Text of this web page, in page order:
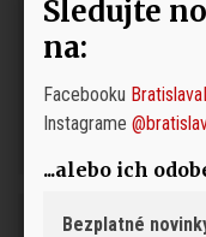
dôvodom
mesta.
Sledujte
na:
Facebooku
Instagrame
...alebo ich
Bezplatné